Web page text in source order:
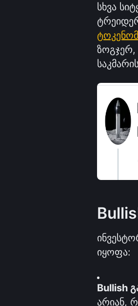
სხვა
ზოგჯერ,
იყოფა:
Bullish
არიან,